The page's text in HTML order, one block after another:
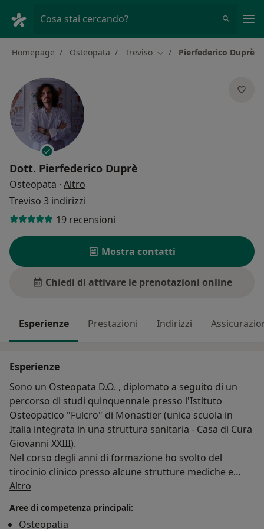
Cosa stai cercando?
Homepage Osteopata Treviso Cambia città
Pierfederico Duprè
Dott. Pierfederico Duprè
Osteopata · Altro
Treviso 3 indirizzi
19 recensioni
Mostra contatti
Chiedi di attivare le prenotazioni online
Esperienze Prestazioni Indirizzi
Esperienze
Sono un Osteopata D.O. , diplomato a seguito di un
percorso di studi quinquennale presso l'Istituto
Osteopatico "Fulcro" di Monastier (unica scuola in
Italia integrata in una struttura sanitaria - Casa di Cura
Giovanni XXIII).
Nel corso degli anni di formazione ho svolto del
tirocinio clinico presso alcune strutture mediche e
ambulatori osteopatici del trevigiano e ho svolto una
collaborazione con un medico specializzato in
Altro
Aree di competenza principali:
Osteopatia